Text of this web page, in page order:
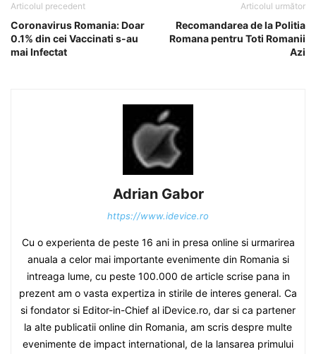
Articolul precedent
Coronavirus Romania: Doar
0.1% din cei Vaccinati s-au
mai Infectat
Articolul următor
Recomandarea de la Politia
Romana pentru Toti Romanii
Azi
Adrian Gabor
https://www.idevice.ro
Cu o experienta de peste 16 ani in presa online si urmarirea
anuala a celor mai importante evenimente din Romania si
intreaga lume, cu peste 100.000 de article scrise pana in
prezent am o vasta expertiza in stirile de interes general. Ca
si fondator si Editor-in-Chief al iDevice.ro, dar si ca partener
la alte publicatii online din Romania, am scris despre multe
evenimente de impact international, de la lansarea primului